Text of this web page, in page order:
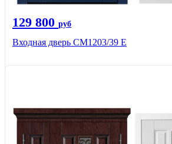
129 800 руб
Входная дверь СМ1203/39 E